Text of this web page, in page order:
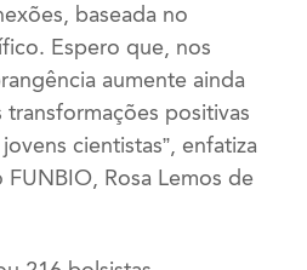
baseada no
Espero que, nos
aumente ainda
transformações positivas
cientistas”, enfatiza
Rosa Lemos de